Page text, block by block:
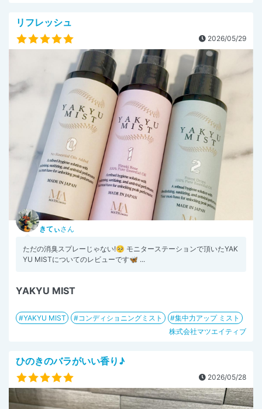
リフレッシュ
2026/05/29
きてぃさん
ただの消臭スプレーじゃない!🥺 モニターステーションで頂いたYAK
YU MISTについてのレビューです🦋 ...
YAKYU MIST
YAKYU MIST コンディショニングミスト
集中力アップ ミスト
株式会社マツエイティブ
ひのきのバラがいい香り♪
2026/05/28